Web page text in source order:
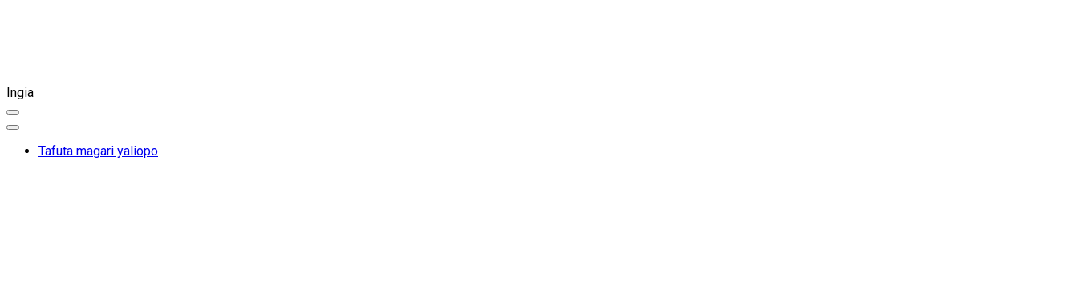
Ingia
Tafuta magari yaliopo